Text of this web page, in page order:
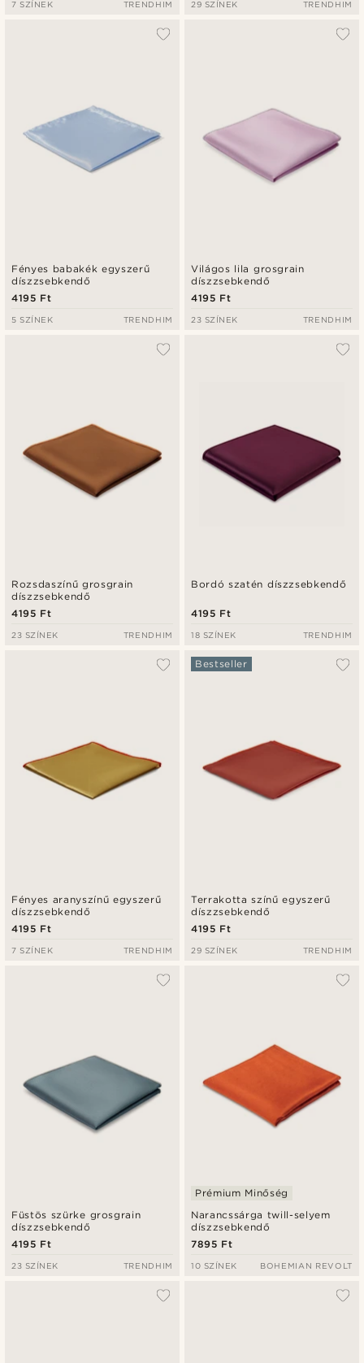
7 SZÍNEK TRENDHIM 29 SZÍNEK TRENDHIM
Fényes babakék egyszerű
díszzsebkendő
4195 Ft
5 SZÍNEK TRENDHIM
Világos lila grosgrain
díszzsebkendő
4195 Ft
23 SZÍNEK TRENDHIM
Rozsdaszínű grosgrain
díszzsebkendő
4195 Ft
23 SZÍNEK TRENDHIM
Bordó szatén díszzsebkendő
4195 Ft
18 SZÍNEK TRENDHIM
Fényes aranyszínű egyszerű
díszzsebkendő
4195 Ft
7 SZÍNEK TRENDHIM
Terrakotta színű egyszerű
díszzsebkendő
Bestseller
4195 Ft
29 SZÍNEK TRENDHIM
Füstös szürke grosgrain
díszzsebkendő
4195 Ft
23 SZÍNEK TRENDHIM
Narancssárga twill-selyem
díszzsebkendő
Prémium Minőség
7895 Ft
10 SZÍNEK BOHEMIAN REVOLT